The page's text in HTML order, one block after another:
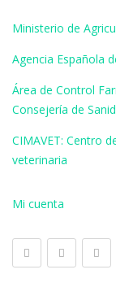
Ministerio de
Agencia Española
Área de Control
Consejería de
CIMAVET: Centro
veterinaria
Mi cuenta